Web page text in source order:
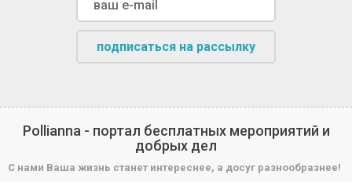
подписаться на рассылку
Pollianna - портал бесплатных мероприятий и
добрых дел
С нами Ваша жизнь станет интереснее, а досуг разнообразнее!